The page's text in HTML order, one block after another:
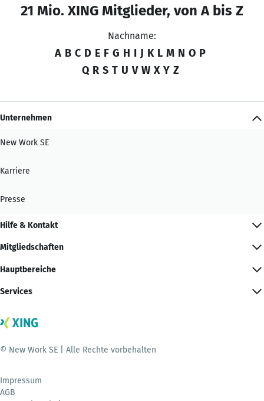
21 Mio. XING Mitglieder, von A bis Z
Nachname:
A B C D E F G H I J K L M N O P
Q R S T U V W X Y Z
Unternehmen
New Work SE
Karriere
Presse
Hilfe & Kontakt
Mitgliedschaften
Hauptbereiche
Services
© New Work SE | Alle Rechte vorbehalten
Impressum
AGB